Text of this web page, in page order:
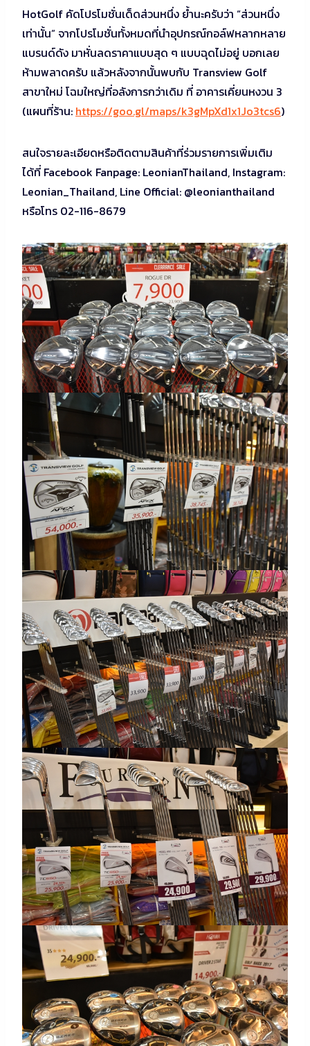
HotGolf คัดโปรโมชั่นเด็ดส่วนหนึ่ง ย้ำนะครับว่า “ส่วนหนึ่ง
เท่านั้น” จากโปรโมชั่นทั้งหมดที่นำอุปกรณ์กอล์ฟหลากหลาย
แบรนด์ดัง มาหั่นลดราคาแบบสุด ๆ แบบฉุดไม่อยู่ บอกเลย
ห้ามพลาดครับ แล้วหลังจากนั้นพบกับ Transview Golf
สาขาใหม่ โฉมใหญ่ที่อลังการกว่าเดิม ที่ อาคารเคี่ยนหงวน 3
(แผนที่ร้าน: https://goo.gl/maps/k3gMpXd1x1Jo3tcs6)
สนใจรายละเอียดหรือติดตามสินค้าที่ร่วมรายการเพิ่มเติม
ได้ที่ Facebook Fanpage: LeonianThailand, Instagram:
Leonian_Thailand, Line Official: @leonianthailand
หรือโทร 02-116-8679